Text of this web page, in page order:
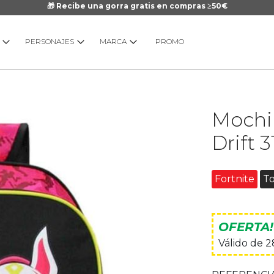
🎁 Recibe una gorra gratis en compras ≥50€
PERSONAJES MARCA PROMO
Drift
Fortnite
OFERTA!
Válido de
galería